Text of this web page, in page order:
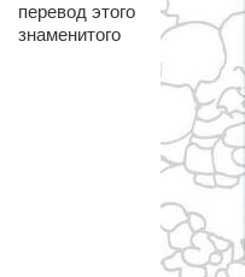
Елена Мельник
Вера Паненко
Семён Салатенко
Сергей Шепилов
Валентин Бурый
Артём Мяус
перевод этого
знаменитого